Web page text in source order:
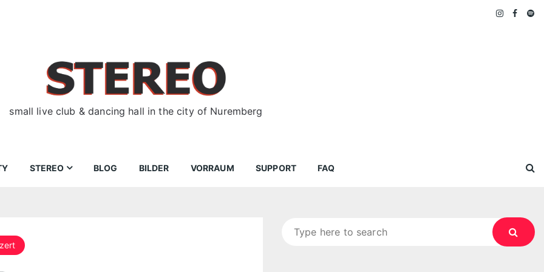
small live club & dancing hall in the city of Nuremberg
STEREO BLOG BILDER VORRAUM SUPPORT FAQ
for: